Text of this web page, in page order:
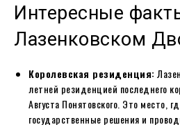
Интересные
Лазенковском
Королевская резиденция:
летней резиденцией последнего
Августа Понятовского. Это место,
государственные решения и